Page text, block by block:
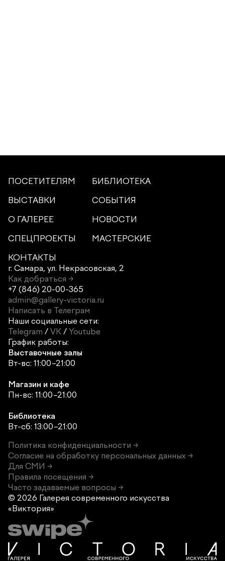
ПОСЕТИТЕЛЯМ
БИБЛИОТЕКА
ВЫСТАВКИ
СОБЫТИЯ
О ГАЛЕРЕЕ
НОВОСТИ
СПЕЦПРОЕКТЫ
МАСТЕРСКИЕ
КОНТАКТЫ
г. Самара, ул. Некрасовская, 2
Как добраться →
+7 (846) 20-00-365
admin@gallery-victoria.ru
Написать в Телеграм
Наши социальные сети:
Telegram / VK / Youtube
График работы:
Выставочные залы
Вт-вс: 11:00–21:00
Магазин и кафе
Пн-вс: 11:00–21:00
Библиотека
Вт-сб: 13:00–21:00
Политика конфиденциальности →
Согласие на обработку персональных данных →
Для СМИ →
Правила посещения →
Часто задаваемые вопросы →
© 2026 Галерея современного искусства
«Виктория»